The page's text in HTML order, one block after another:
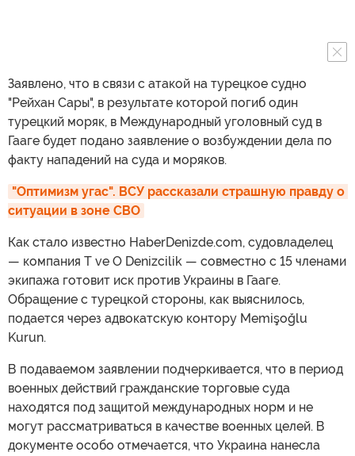
Заявлено, что в связи с атакой на турецкое судно
"Рейхан Сары", в результате которой погиб один
турецкий моряк, в Международный уголовный суд в
Гааге будет подано заявление о возбуждении дела по
факту нападений на суда и моряков.
"Оптимизм угас". ВСУ рассказали страшную правду о
ситуации в зоне СВО
Как стало известно HaberDenizde.com, судовладелец
— компания T ve O Denizcilik — совместно с 15 членами
экипажа готовит иск против Украины в Гааге.
Обращение с турецкой стороны, как выяснилось,
подается через адвокатскую контору Memişoğlu
Kurun.
В подаваемом заявлении подчеркивается, что в период
военных действий гражданские торговые суда
находятся под защитой международных норм и не
могут рассматриваться в качестве военных целей. В
документе особо отмечается, что Украина нанесла